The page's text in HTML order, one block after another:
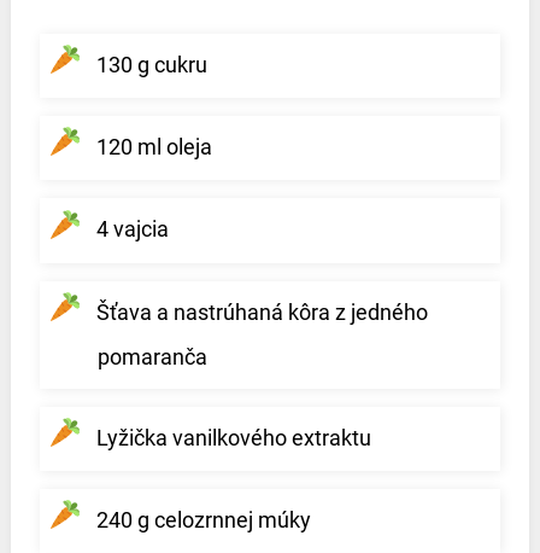
130 g cukru
120 ml oleja
4 vajcia
Šťava a nastrúhaná kôra z jedného
pomaranča
Lyžička vanilkového extraktu
240 g celozrnnej múky